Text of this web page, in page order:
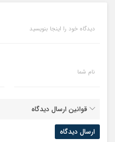
دیدگاه خود را اینجا بنویسید
نام شما
قوانین ارسال دیدگاه